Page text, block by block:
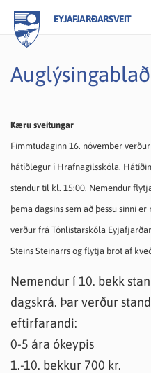
EYJAFJARÐARSVEIT
Kæru sveitungar
Fimmtudaginn 16. nóvember
hátíðlegur í Hrafnagilsskóla.
stendur til kl. 15:00. Nemendur
þema dagsins sem að þessu sinni
verður frá Tónlistarskóla
Steins Steinarrs og flytja brot af
Nemendur í 10. bekk
dagskrá. Þar verður
eftirfarandi:
0-5 ára ókeypis
1.-10. bekkur 700 kr.